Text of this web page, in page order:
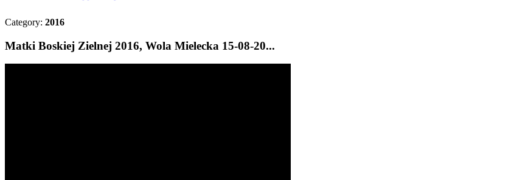
Category: 2016
Matki Boskiej Zielnej 2016, Wola Mielecka 15-08-20...